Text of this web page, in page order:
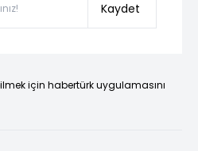
Kaydet
için habertürk uygulamasını